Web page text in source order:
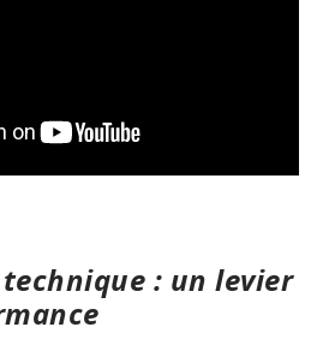
: un levier